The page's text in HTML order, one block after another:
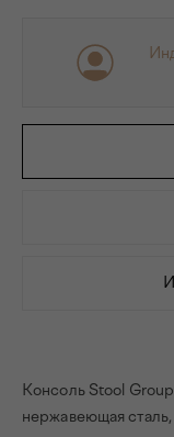
Консоль Stool
нержавеющая